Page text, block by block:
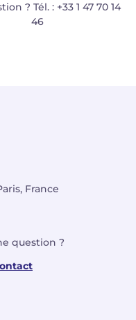
? Tél. : +33 1 47 70 14
46
France
question ?